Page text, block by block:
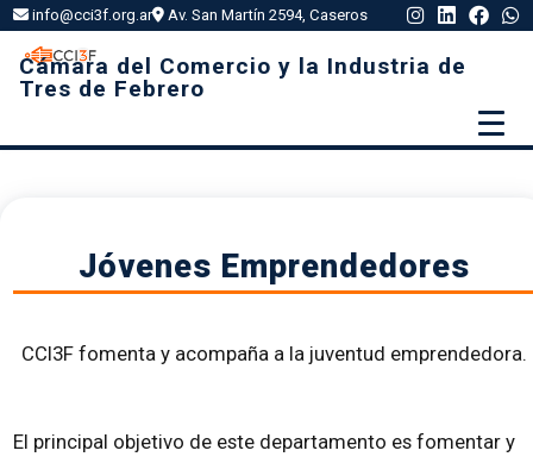
info@cci3f.org.ar Av. San Martín 2594, Caseros
Cámara del Comercio y la Industria de
Tres de Febrero
Jóvenes Emprendedores
CCI3F fomenta y acompaña a la juventud emprendedora.
El principal objetivo de este departamento es fomentar y